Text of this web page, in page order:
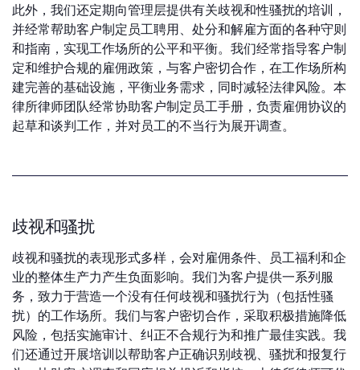
此外，我们还定期向管理层提供有关歧视和性骚扰的培训，
并经常帮助客户制定员工聘用、处分和解雇方面的各种守则
和指南，实现工作场所的公平和平衡。我们经常指导客户制
定和维护合规的雇佣政策，与客户密切合作，在工作场所构
建完善的基础设施，平衡业务需求，同时减轻法律风险。本
律所律师团队经常协助客户制定员工手册，负责雇佣协议的
起草和谈判工作，并对员工的不当行为展开调查。
歧视和骚扰
歧视和骚扰的表现形式多样，会对雇佣条件、员工福利和企
业的整体生产力产生负面影响。我们为客户提供一系列服
务，致力于营造一个没有任何歧视和骚扰行为（包括性骚
扰）的工作场所。我们与客户密切合作，采取积极措施降低
风险，包括实施审计、纠正不合规行为和推广最佳实践。我
们还通过开展培训以帮助客户正确识别歧视、骚扰和报复行